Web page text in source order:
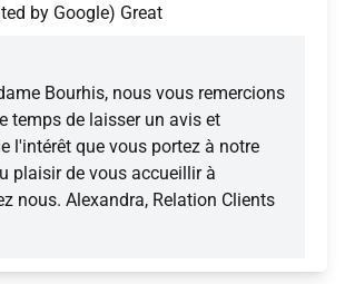
by Google) Great
Bourhis, nous vous remercions
temps de laisser un avis et
l'intérêt que vous portez à notre
plaisir de vous accueillir à
nous. Alexandra, Relation Clients